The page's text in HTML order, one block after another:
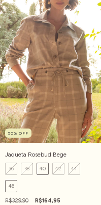
50% OFF
Jaqueta Rosebud Bege
36 38 40 42 44
46
R$329,90
R$164,95